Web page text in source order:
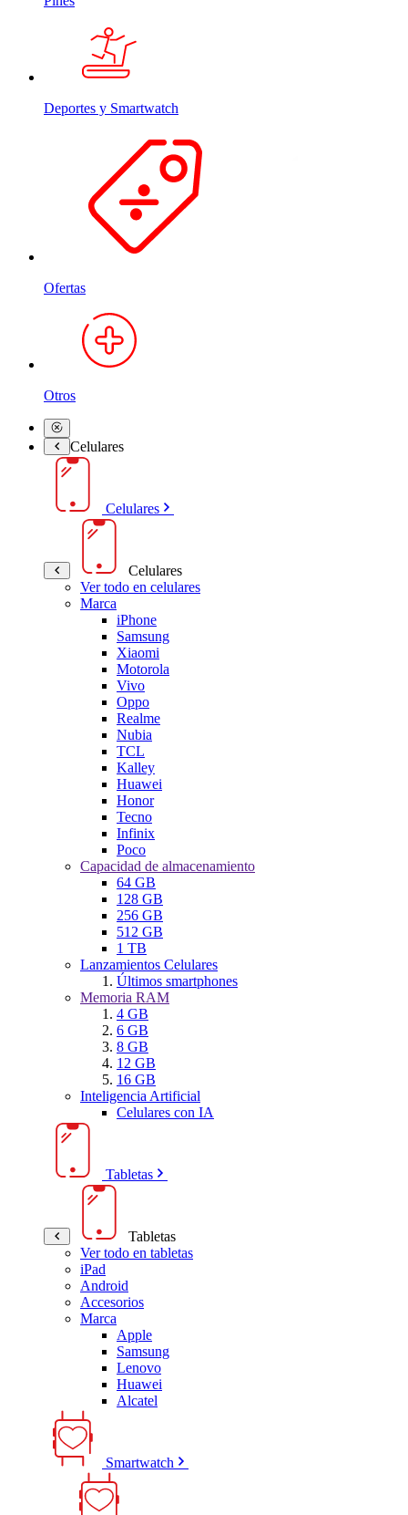
Deportes y Smartwatch
Ofertas
Otros
Celulares
Celulares
Celulares
Ver todo en celulares
Marca
iPhone
Samsung
Xiaomi
Motorola
Vivo
Oppo
Realme
Nubia
TCL
Kalley
Huawei
Honor
Tecno
Infinix
Poco
Capacidad de almacenamiento
64 GB
128 GB
256 GB
512 GB
1 TB
Lanzamientos Celulares
Últimos smartphones
Memoria RAM
4 GB
6 GB
8 GB
12 GB
16 GB
Inteligencia Artificial
Celulares con IA
Tabletas
Tabletas
Ver todo en tabletas
iPad
Android
Accesorios
Marca
Apple
Samsung
Lenovo
Huawei
Alcatel
Smartwatch